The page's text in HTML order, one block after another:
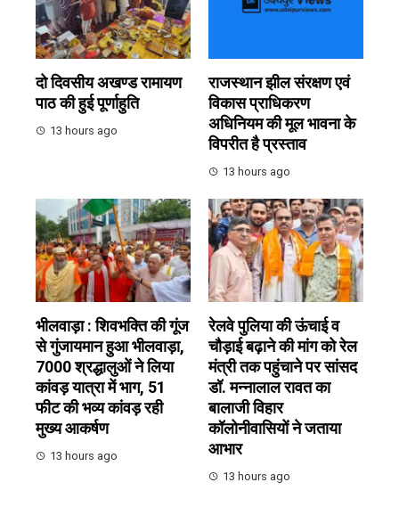
दो दिवसीय अखण्ड रामायण
पाठ की हुई पूर्णाहुति
13 hours ago
राजस्थान झील संरक्षण एवं
विकास प्राधिकरण
अधिनियम की मूल भावना के
विपरीत है प्रस्ताव
13 hours ago
भीलवाड़ा : शिवभक्ति की गूंज
से गुंजायमान हुआ भीलवाड़ा,
7000 श्रद्धालुओं ने लिया
कांवड़ यात्रा में भाग, 51
फीट की भव्य कांवड़ रही
मुख्य आकर्षण
13 hours ago
रेलवे पुलिया की ऊंचाई व
चौड़ाई बढ़ाने की मांग को रेल
मंत्री तक पहुंचाने पर सांसद
डॉ. मन्नालाल रावत का
बालाजी विहार
कॉलोनीवासियों ने जताया
आभार
13 hours ago